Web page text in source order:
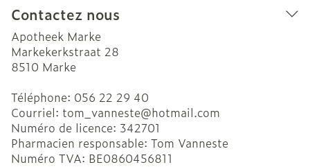
Contactez nous
Apotheek Marke
Markekerkstraat 28
8510 Marke
Téléphone: 056 22 29 40
Courriel: tom_vanneste@hotmail.com
Numéro de licence: 342701
Pharmacien responsable: Tom Vanneste
Numéro TVA: BE0860456811